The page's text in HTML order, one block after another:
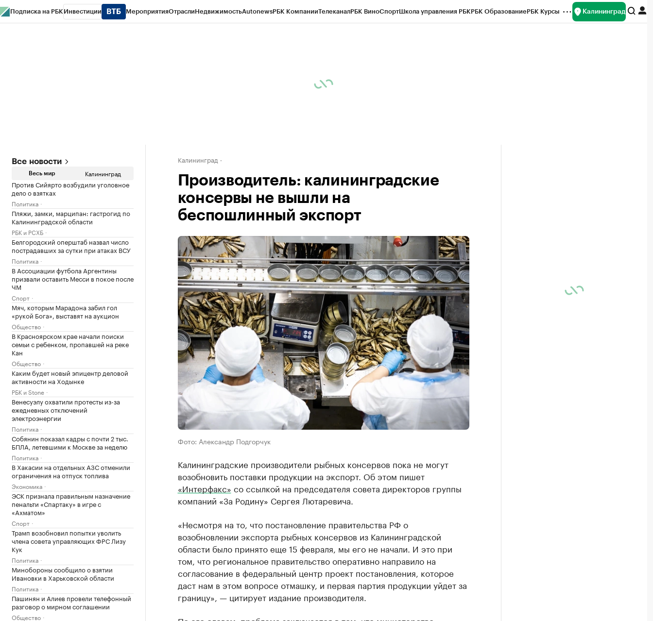
Подписка на РБК Инвестиции МероприятияОтраслиНедвижимостьAutonewsРБК КомпанииТелеканалРБК ВиноСпортШкола управления РБКРБК ОбразованиеРБК Курсы Калининград
Все новости
Весь мир Калининград
Против Сийярто возбудили уголовное
дело о взятках
Политика
Пляжи, замки, марципан: гастрогид по
Калининградской области
РБК и РСХБ
Белгородский оперштаб назвал число
пострадавших за сутки при атаках ВСУ
Политика
В Ассоциации футбола Аргентины
призвали оставить Месси в покое после
ЧМ
Спорт
Мяч, которым Марадона забил гол
«рукой Бога», выставят на аукцион
Общество
В Красноярском крае начали поиски
семьи с ребенком, пропавшей на реке
Кан
Общество
Каким будет новый эпицентр деловой
активности на Ходынке
РБК и Stone
Венесуэлу охватили протесты из-за
ежедневных отключений
электроэнергии
Политика
Собянин показал кадры с почти 2 тыс.
БПЛА, летевшими к Москве за неделю
Политика
В Хакасии на отдельных АЗС отменили
ограничения на отпуск топлива
Экономика
ЭСК признала правильным назначение
пенальти «Спартаку» в игре с
«Ахматом»
Спорт
Трамп возобновил попытки уволить
члена совета управляющих ФРС Лизу
Кук
Политика
Минобороны сообщило о взятии
Ивановки в Харьковской области
Политика
Пашинян и Алиев провели телефонный
разговор о мирном соглашении
Общество
Калининград
Производитель: калининградские
консервы не вышли на
беспошлинный экспорт
Фото: Александр Подгорчук
Калининградские производители рыбных консервов пока не могут
возобновить поставки продукции на экспорт. Об этом пишет
«Интерфакс» со ссылкой на председателя совета директоров группы
компаний «За Родину» Сергея Лютаревича.
«Несмотря на то, что постановление правительства РФ о
возобновлении экспорта рыбных консервов из Калининградской
области было принято еще 15 февраля, мы его не начали. И это при
том, что региональное правительство оперативно направило на
согласование в федеральный центр проект постановления, которое
даст нам в этом вопросе отмашку, и первая партия продукции уйдет за
границу», — цитирует издание производителя.